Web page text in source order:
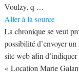
Voulzy, q …
Aller à la source
La chronique se veut
possibilité d’envoyer
site web afin
« Location Marie